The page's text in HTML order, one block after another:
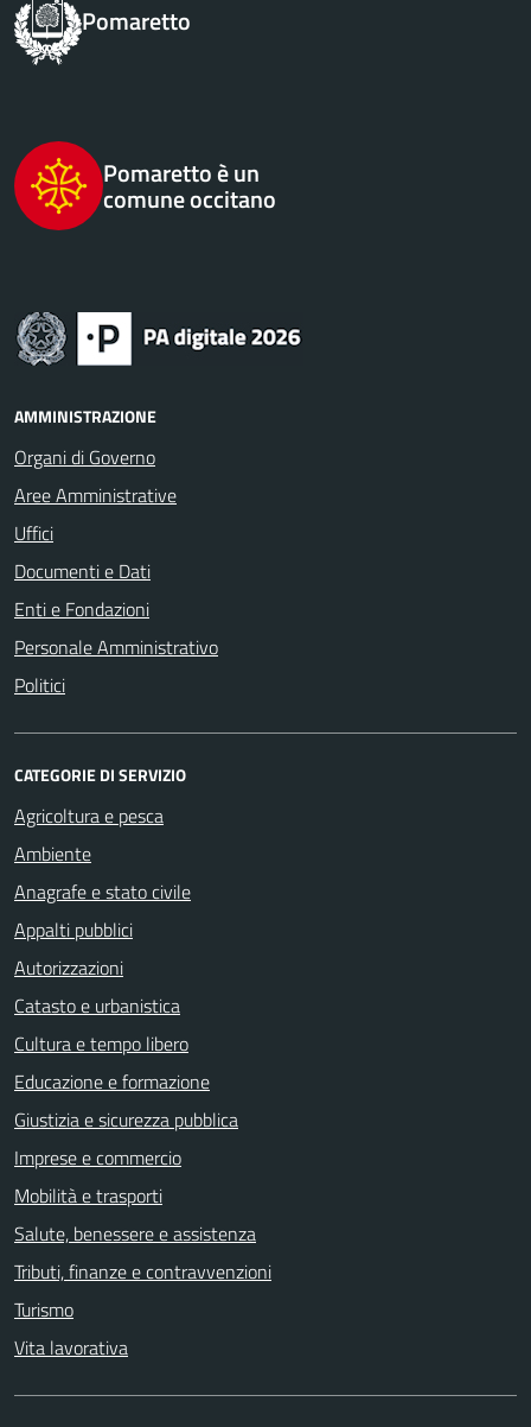
Pomaretto
Pomaretto è un
comune occitano
AMMINISTRAZIONE
Organi di Governo
Aree Amministrative
Uffici
Documenti e Dati
Enti e Fondazioni
Personale Amministrativo
Politici
CATEGORIE DI SERVIZIO
Agricoltura e pesca
Ambiente
Anagrafe e stato civile
Appalti pubblici
Autorizzazioni
Catasto e urbanistica
Cultura e tempo libero
Educazione e formazione
Giustizia e sicurezza pubblica
Imprese e commercio
Mobilità e trasporti
Salute, benessere e assistenza
Tributi, finanze e contravvenzioni
Turismo
Vita lavorativa